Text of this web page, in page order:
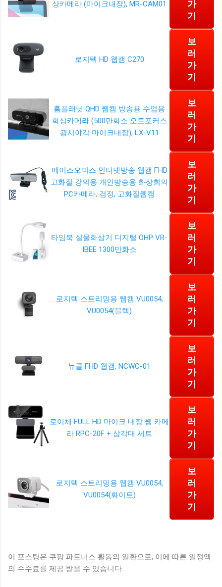
상카메라 (마이크내장), MR-CAM01
가
기
로지텍 HD 웹캠 C270
보
러
가
기
홈플래닛 QHD 웹캠 방송용 수업용
화상카메라 (500만화소 오토포커스
광시야각 마이크내장), LX-V11
보
러
가
기
에이스오피스 인터넷방송 웹캠 FHD
고화질 강의용 개인방송용 화상회의
PC카메라, 검정, 고화질웹캠
보
러
가
기
타임북 실물화상기 디지털 OHP VR-
IBEE 1300만화소
보
러
가
기
로지텍 스트리밍용 웹캠 VU0054,
VU0054(블랙)
보
러
가
기
뉴클 FHD 웹캠, NCWC-01
보
러
가
기
로이체 FULL HD 마이크 내장 웹 카메
라 RPC-20F + 삼각대 세트
보
러
가
기
로지텍 스트리밍용 웹캠 VU0054,
VU0054(화이트)
보
러
가
기
이 포스팅은 쿠팡 파트너스 활동의 일환으로, 이에 따른 일정액
의 수수료를 제공 받을 수 있습니다.